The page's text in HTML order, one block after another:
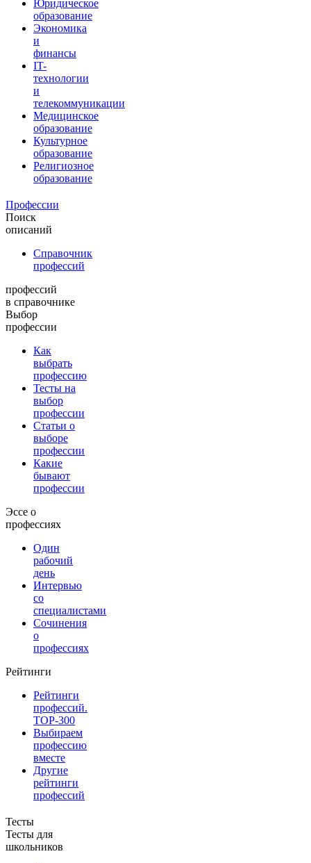
Юридическое
образование
Экономика
и
финансы
IT-
технологии
и
телекоммуникации
Медицинское
образование
Культурное
образование
Религиозное
образование
Профессии
Поиск
описаний
Справочник
профессий
профессий
в справочнике
Выбор
профессии
Как
выбрать
профессию
Тесты на
выбор
профессии
Статьи о
выборе
профессии
Какие
бывают
профессии
Эссе о
профессиях
Один
рабочий
день
Интервью
со
специалистами
Сочинения
о
профессиях
Рейтинги
Рейтинги
профессий.
TOP-300
Выбираем
профессию
вместе
Другие
рейтинги
профессий
Тесты
Тесты для
школьников